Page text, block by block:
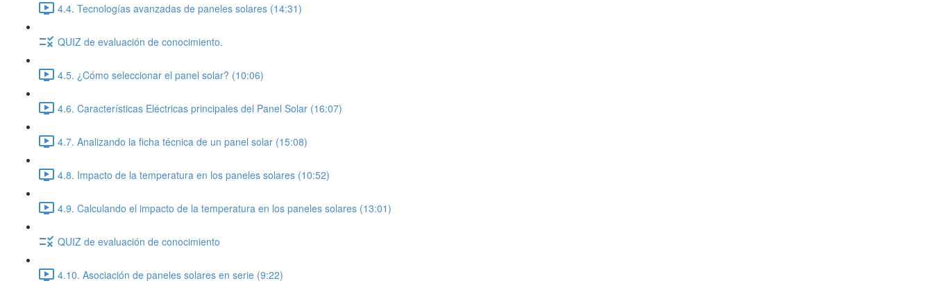
4.4. Tecnologías avanzadas de paneles solares (14:31)
QUIZ de evaluación de conocimiento.
4.5. ¿Cómo seleccionar el panel solar? (10:06)
4.6. Características Eléctricas principales del Panel Solar (16:07)
4.7. Analizando la ficha técnica de un panel solar (15:08)
4.8. Impacto de la temperatura en los paneles solares (10:52)
4.9. Calculando el impacto de la temperatura en los paneles solares (13:01)
QUIZ de evaluación de conocimiento
4.10. Asociación de paneles solares en serie (9:22)